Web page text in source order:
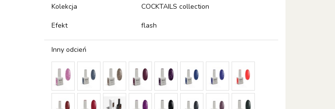
Kolekcja COCKTAILS collection
Efekt flash
Inny odcień